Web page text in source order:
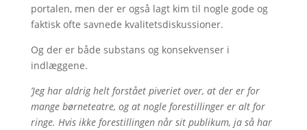
portalen, men der er også lagt kim til nogle gode og
faktisk ofte savnede kvalitetsdiskussioner.
Og der er både substans og konsekvenser i
indlæggene.
’Jeg har aldrig helt forstået piveriet over, at der er for
mange børneteatre, og at nogle forestillinger er alt for
ringe. Hvis ikke forestillingen når sit publikum, ja så har